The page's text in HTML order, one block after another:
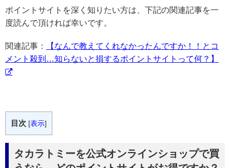
ポイントサイトを深く知りたい方は、下記の関連記事を一
度読んで頂ければ幸いです。
関連記事：
【なんで教えてくれなかったんですか！！とコ
メント殺到…知らないと損するポイントサイトって何？】
目次 [表示]
タカラトミーを公式オンラインショップで買